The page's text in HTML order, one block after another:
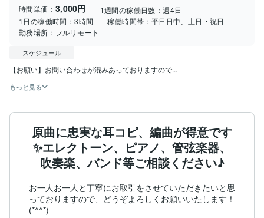
時間単価： 3,000円 1週間の稼働日数：週4日
1日の稼働時間：3時間 稼働時間帯： 平日日中、土日・祝日
勤務場所： フルリモート
スケジュール
【お願い】お問い合わせが混みあっておりますので...
もっと見る
原曲に忠実な耳コピ、編曲が得意です
✨エレクトーン、ピアノ、管弦楽器、
吹奏楽、バンド等ご相談ください♪
お一人お一人と丁寧にお取引をさせていただきたいと思
っておりますので、どうぞよろしくお願いいたします！
(*^^*)